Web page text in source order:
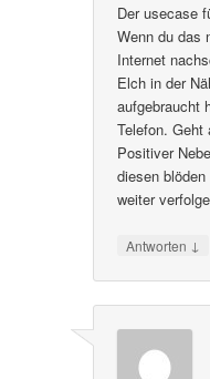
Der usecase
Wenn du das
Internet
Elch in der
aufgebraucht
Telefon. Geht
Positiver
diesen
weiter
Antworten ↓